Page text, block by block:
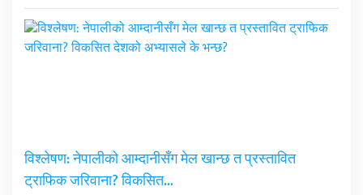
विश्लेषण: नेपालीको आम्दानीसँग मेल खान्छ त प्रस्तावित
ट्राफिक जरिवाना? विकसित…